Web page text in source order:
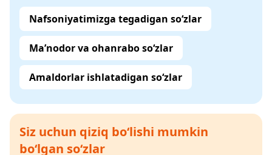
Nafsoniyatimizga tegadigan so‘zlar
Ma’nodor va ohanrabo so‘zlar
Amaldorlar ishlatadigan so‘zlar
Siz uchun qiziq bo‘lishi mumkin
bo‘lgan so‘zlar